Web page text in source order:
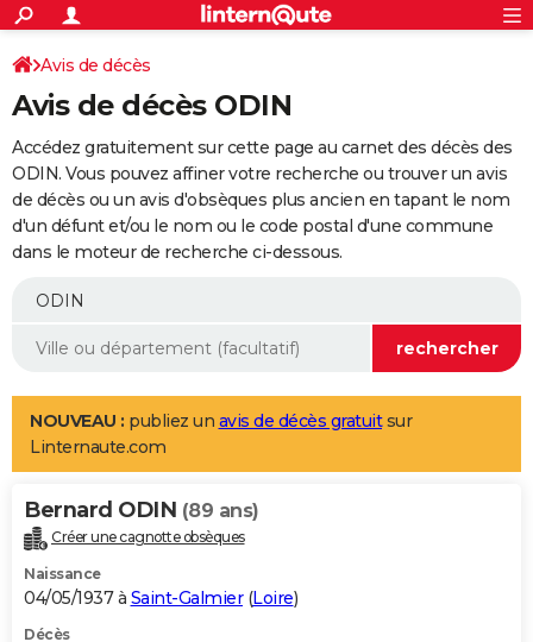
ACTUALITÉS
Politique
Société
Faits Divers
Education
Monde
Villes
+
SPORT
Coupe du monde 2026
Football
Tennis
Cyclisme
Rugby
Forum
Programme TV
TNT
Streaming
Cinéma
Sorties cinéma
Musique
+
FINANCE
Retraite
Impôts
Epargne
Immobilier
Risques naturels par ville
Banque
Assurance
Crédit
AUTO
Essais
Réserver un essai
Citadines
Berlines
SUV
Forum auto
+
Mobiles
Meilleur smartphone
Internet
Ordinateurs
Jeux vidéo
Guide high-tech
Aménagement intérieur
LIFESTYLE
Art de vivre
Bien-être
Loisirs
Mode
Modes de vie
Alimentation
Guide de la santé
Maladies
Médicaments
Sommeil
VOYAGE
Destinations
City break
Voyage nature
Voyage de noces
Forum
Climat
+PHOTO
GUIDES D'ACHAT
Avis de décès
Avis de décès ODIN
Accédez gratuitement sur cette page au carnet des décès des
ODIN. Vous pouvez affiner votre recherche ou trouver un avis
de décès ou un avis d'obsèques plus ancien en tapant le nom
d'un défunt et/ou le nom ou le code postal d'une commune
dans le moteur de recherche ci-dessous.
NOUVEAU : publiez un avis de décès gratuitsur
Linternaute.com
Bernard ODIN (89 ans)
Créer une cagnotte obsèques
Naissance
04/05/1937 à Saint-Galmier(Loire)
Décès